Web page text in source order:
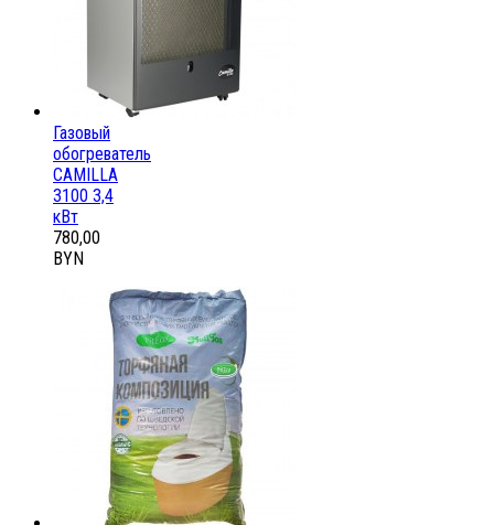
Газовый
обогреватель
CAMILLA
3100 3,4
кВт
780,00
BYN